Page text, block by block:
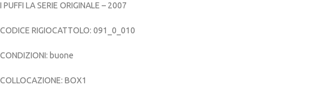
I PUFFI LA SERIE ORIGINALE – 2007
CODICE RIGIOCATTOLO: 091_0_010
CONDIZIONI: buone
COLLOCAZIONE: BOX1